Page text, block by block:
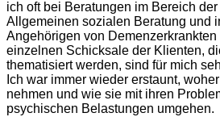
ich oft bei Beratungen im Bereich
Allgemeinen sozialen Beratung und
Angehörigen von
einzelnen Schicksale der Klienten,
thematisiert werden, sind für mich
Ich war immer wieder erstaunt,
nehmen und wie sie mit ihren
psychischen Belastungen umgehen.